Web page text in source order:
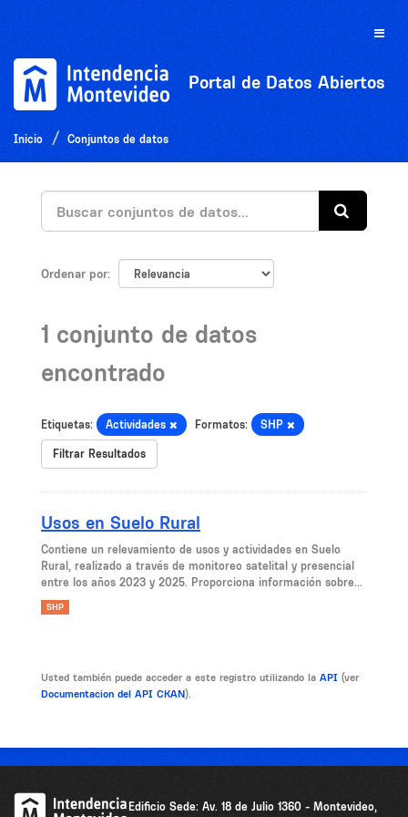
Toggle
Portal de Datos Abiertos
Inicio Conjuntos de datos
Ordenar por
1 conjunto de datos
encontrado
Etiquetas: Actividades Formatos: SHP
Filtrar Resultados
Usos en Suelo Rural
Contiene un relevamiento de usos y actividades en Suelo
Rural, realizado a través de monitoreo satelital y presencial
entre los años 2023 y 2025. Proporciona información sobre...
SHP
Usted también puede acceder a este registro utilizando la API (ver
Documentacion del API CKAN).
Edificio Sede: Av. 18 de Julio 1360 - Montevideo,